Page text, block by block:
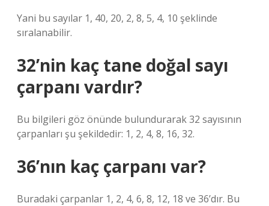
Yani bu sayılar 1, 40, 20, 2, 8, 5, 4, 10 şeklinde
sıralanabilir.
32’nin kaç tane doğal sayı
çarpanı vardır?
Bu bilgileri göz önünde bulundurarak 32 sayısının
çarpanları şu şekildedir: 1, 2, 4, 8, 16, 32.
36’nın kaç çarpanı var?
Buradaki çarpanlar 1, 2, 4, 6, 8, 12, 18 ve 36’dır. Bu